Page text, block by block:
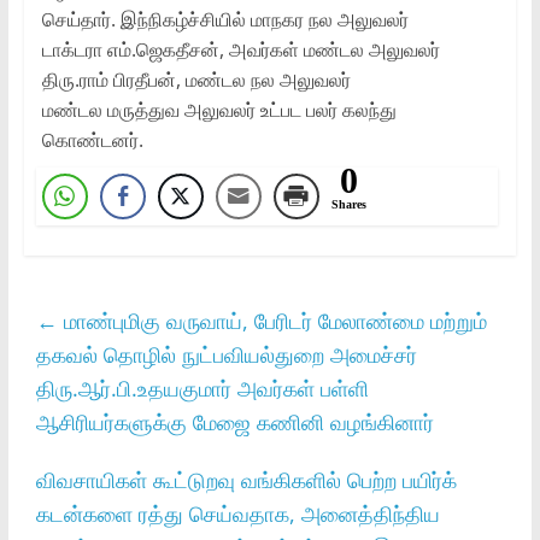
செய்தார்‌. இந்நிகழ்ச்சியில்‌ மாநகர நல அலுவலர்‌
டாக்டரா எம்‌.ஜெகதீசன்‌, அவர்கள்‌ மண்டல அலுவலர்‌
திரு.ராம்‌ பிரதீபன்‌, மண்டல நல அலுவலர்‌
மண்டல மருத்துவ அலுவலர்‌ உட்பட பலர்‌ கலந்து
கொண்டனர்‌.
0
Shares
← மாண்புமிகு வருவாய்‌, பேரிடர்‌ மேலாண்மை மற்றும்‌
தகவல்‌ தொழில்‌ நுட்பவியல்துறை அமைச்சர்‌
திரு.ஆர்‌.பி.உதயகுமார்‌ அவர்கள்‌ பள்ளி
ஆசிரியர்களுக்கு மேஜை கணினி வழங்கினார்‌
விவசாயிகள்‌ கூட்டுறவு வங்கிகளில்‌ பெற்ற பயிர்க்‌
கடன்களை ரத்து செய்வதாக, அனைத்திந்திய